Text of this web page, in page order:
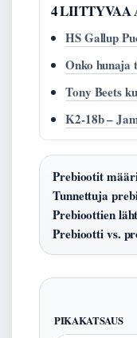
4
HS Gallup
Onko hunaja
Tony Beets
K2-18b –
Prebiootit
Tunnettuja
Prebioottien
Prebiootti vs.
PIKAKATSAUS